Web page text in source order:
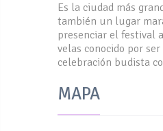
Es la ciudad más
también un lugar
presenciar el festival
velas conocido por
celebración budista
MAPA